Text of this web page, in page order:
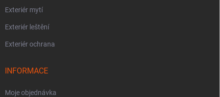
Exteriér mytí
Exteriér leštění
Exteriér ochrana
INFORMACE
Moje objednávka